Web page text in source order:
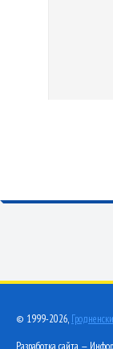
© 1999-2026,
Разработка сайта —